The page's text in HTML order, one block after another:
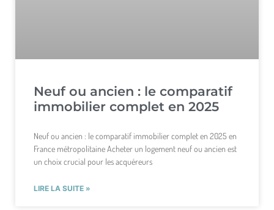
Neuf ou ancien : le comparatif
immobilier complet en 2025
Neuf ou ancien : le comparatif immobilier complet en 2025 en
France métropolitaine Acheter un logement neuf ou ancien est
un choix crucial pour les acquéreurs
LIRE LA SUITE »